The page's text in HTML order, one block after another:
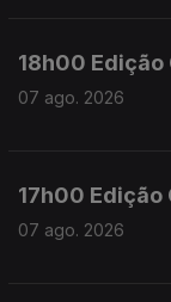
18h00
07 ago. 2026
17h00
07 ago. 2026